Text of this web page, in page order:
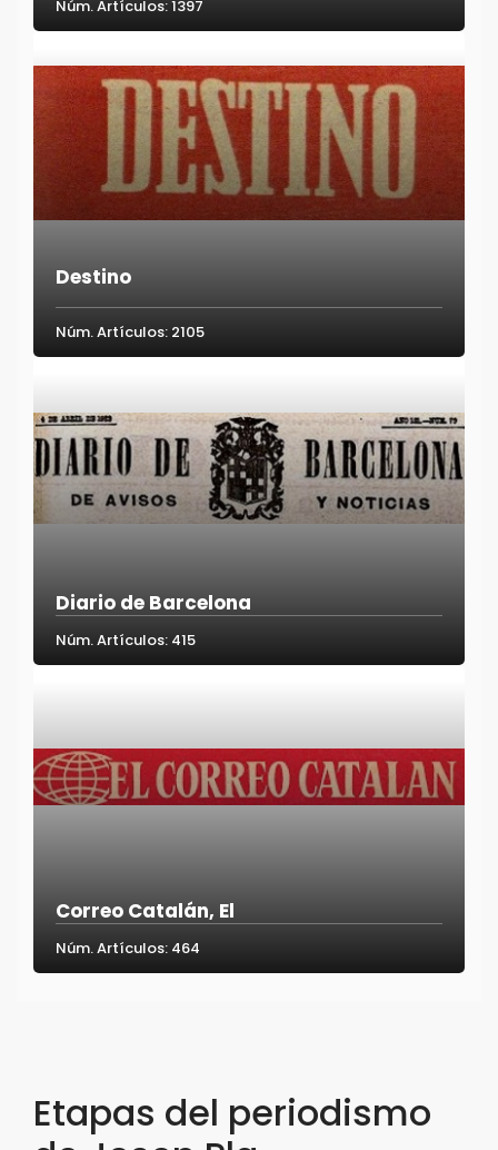
Núm. Artículos: 1397
Destino
Núm. Artículos: 2105
Diario de Barcelona
Núm. Artículos: 415
Correo Catalán, El
Núm. Artículos: 464
Etapas del periodismo